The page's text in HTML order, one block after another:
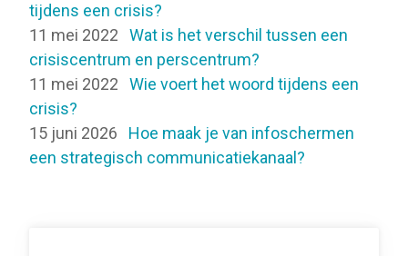
tijdens een crisis?
11 mei 2022
Wat is het verschil tussen een
crisiscentrum en perscentrum?
11 mei 2022
Wie voert het woord tijdens een
crisis?
15 juni 2026
Hoe maak je van infoschermen
een strategisch communicatiekanaal?